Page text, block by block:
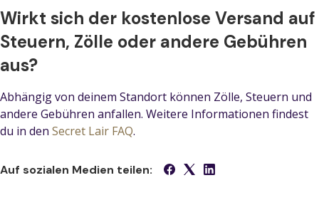
Wirkt sich der kostenlose Versand auf
Steuern, Zölle oder andere Gebühren
aus?
Abhängig von deinem Standort können Zölle, Steuern und
andere Gebühren anfallen. Weitere Informationen findest
du in den Secret Lair FAQ.
Auf sozialen Medien teilen: